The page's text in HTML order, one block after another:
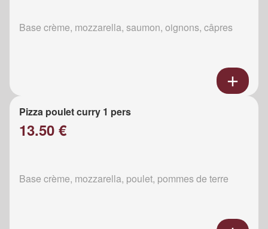
Base crème, mozzarella, saumon, oignons, câpres
Pizza poulet curry 1 pers
13.50 €
Base crème, mozzarella, poulet, pommes de terre